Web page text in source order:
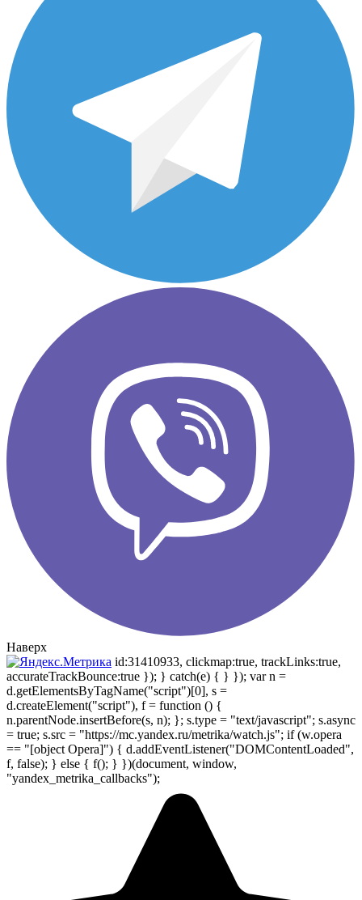
Наверх
id:31410933, clickmap:true, trackLinks:true,
accurateTrackBounce:true }); } catch(e) { } }); var n =
d.getElementsByTagName("script")[0], s =
d.createElement("script"), f = function () {
n.parentNode.insertBefore(s, n); }; s.type = "text/javascript"; s.async
= true; s.src = "https://mc.yandex.ru/metrika/watch.js"; if (w.opera
== "[object Opera]") { d.addEventListener("DOMContentLoaded",
f, false); } else { f(); } })(document, window,
"yandex_metrika_callbacks");